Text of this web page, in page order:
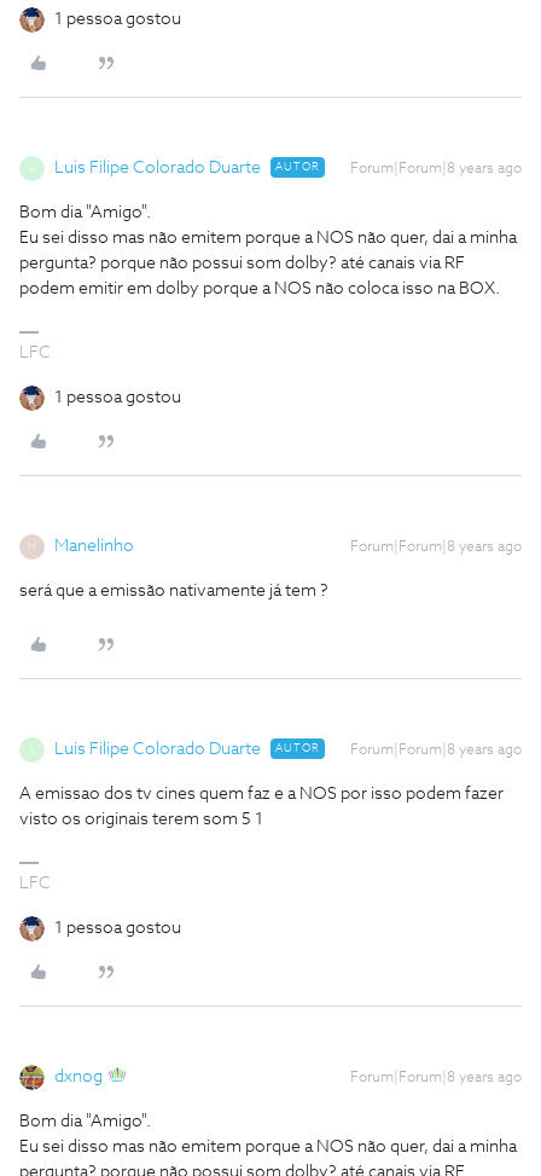
1 pessoa gostou
Luis Filipe Colorado Duarte AUTOR Forum|Forum|8 years ago
Bom dia "Amigo".
Eu sei disso mas não emitem porque a NOS não quer, dai a minha
pergunta? porque não possui som dolby? até canais via RF
podem emitir em dolby porque a NOS não coloca isso na BOX.
LFC
1 pessoa gostou
M Manelinho Forum|Forum|8 years ago
será que a emissão nativamente já tem ?
Luis Filipe Colorado Duarte AUTOR Forum|Forum|8 years ago
A emissao dos tv cines quem faz e a NOS por isso podem fazer
visto os originais terem som 5 1
LFC
1 pessoa gostou
dxnog Forum|Forum|8 years ago
Bom dia "Amigo".
Eu sei disso mas não emitem porque a NOS não quer, dai a minha
pergunta? porque não possui som dolby? até canais via RF